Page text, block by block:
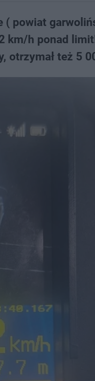
( powiat
km/h ponad
otrzymał też 5